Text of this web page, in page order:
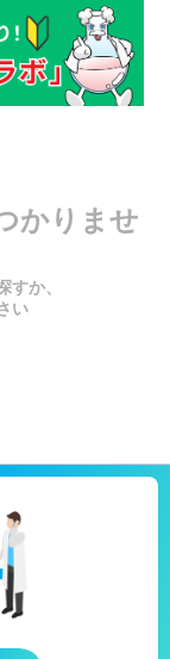
かりませ
すか、
い